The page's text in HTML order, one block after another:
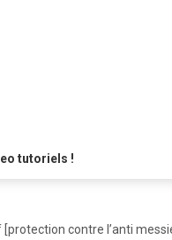
tutoriels !
contre l’anti